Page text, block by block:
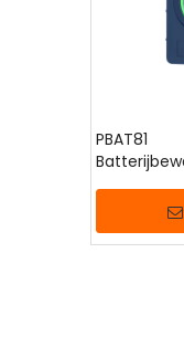
PBAT81